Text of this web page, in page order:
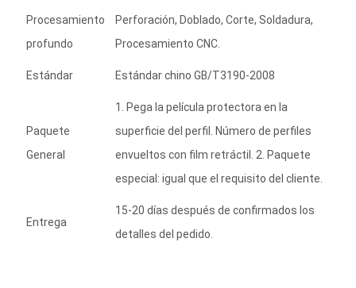
Procesamiento
profundo
Perforación, Doblado, Corte, Soldadura,
Procesamiento CNC.
Estándar Estándar chino GB/T3190-2008
Paquete
General
1. Pega la película protectora en la
superficie del perfil. Número de perfiles
envueltos con film retráctil. 2. Paquete
especial: igual que el requisito del cliente.
Entrega
15-20 días después de confirmados los
detalles del pedido.